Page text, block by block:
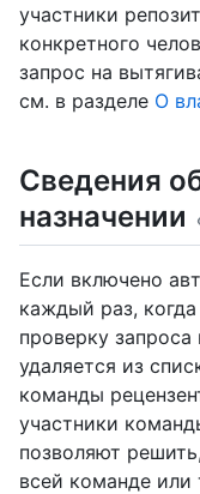
участники
конкретного
запрос на
см. в разделе О
Сведения
назначении
Если включено
каждый раз,
проверку
удаляется из
команды
участники
позволяют
всей команде